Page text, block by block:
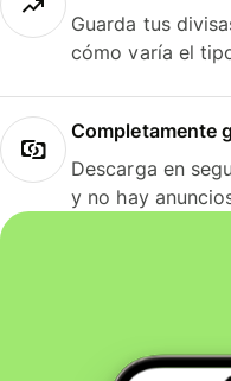
Guarda tus
cómo varía el
Completamente
Descarga en
y no hay